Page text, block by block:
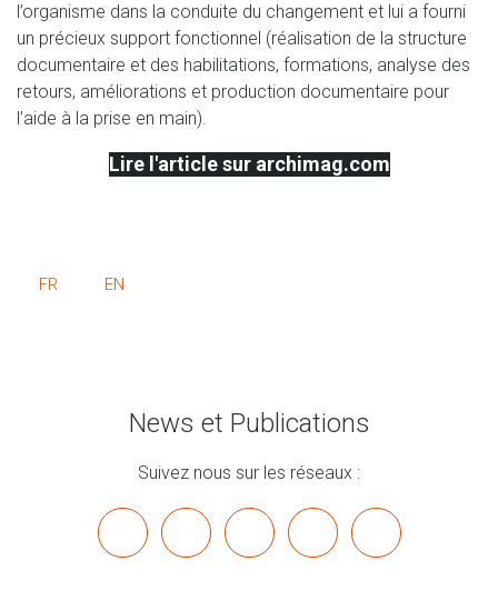
l’organisme dans la conduite du changement et lui a fourni
un précieux support fonctionnel (réalisation de la structure
documentaire et des habilitations, formations, analyse des
retours, améliorations et production documentaire pour
l’aide à la prise en main).
Lire l'article sur archimag.com
FR EN
News et Publications
Suivez nous sur les réseaux :
linkedinyoutubebluesky mastodon